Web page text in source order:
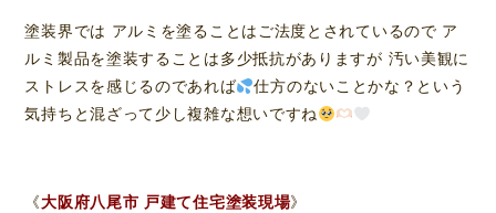
塗装界では アルミを塗ることはご法度とされているので ア
ルミ製品を塗装することは多少抵抗がありますが 汚い美観に
ストレスを感じるのであれば
仕方のないことかな？という
気持ちと混ざって少し複雑な想いですね
《大阪府八尾市 戸建て住宅塗装現場》